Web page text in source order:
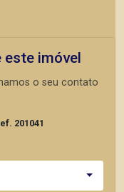
este imóvel
o seu contato
201041